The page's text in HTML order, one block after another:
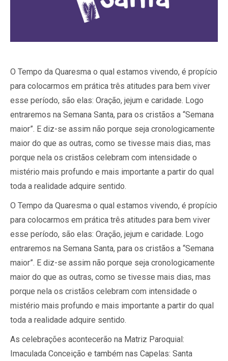
O Tempo da Quaresma o qual estamos vivendo, é propício
para colocarmos em prática três atitudes para bem viver
esse período, são elas: Oração, jejum e caridade. Logo
entraremos na Semana Santa, para os cristãos a “Semana
maior”. E diz-se assim não porque seja cronologicamente
maior do que as outras, como se tivesse mais dias, mas
porque nela os cristãos celebram com intensidade o
mistério mais profundo e mais importante a partir do qual
toda a realidade adquire sentido.
O Tempo da Quaresma o qual estamos vivendo, é propício
para colocarmos em prática três atitudes para bem viver
esse período, são elas: Oração, jejum e caridade. Logo
entraremos na Semana Santa, para os cristãos a “Semana
maior”. E diz-se assim não porque seja cronologicamente
maior do que as outras, como se tivesse mais dias, mas
porque nela os cristãos celebram com intensidade o
mistério mais profundo e mais importante a partir do qual
toda a realidade adquire sentido.
As celebrações acontecerão na Matriz Paroquial:
Imaculada Conceição e também nas Capelas: Santa